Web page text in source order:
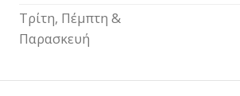
Τρίτη, Πέμπτη &
Παρασκευή